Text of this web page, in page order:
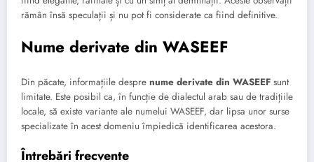
rămân însă speculații și nu pot fi considerate ca fiind definitive.
Nume derivate din WASEEF
Din păcate, informațiile despre nume derivate din WASEEF sunt
limitate. Este posibil ca, în funcție de dialectul arab sau de tradițiile
locale, să existe variante ale numelui WASEEF, dar lipsa unor surse
specializate în acest domeniu împiedică identificarea acestora.
Întrebări frecvente